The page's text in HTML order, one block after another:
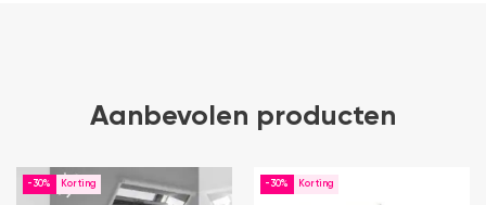
Aanbevolen producten
-30% -30%